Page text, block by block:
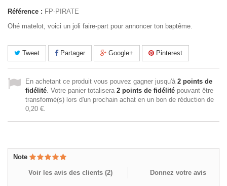
Référence : FP-PIRATE
Ohé matelot, voici un joli faire-part pour annoncer ton baptême.
Tweet Partager Google+ Pinterest
En achetant ce produit vous pouvez gagner jusqu'à 2 points de
fidélité. Votre panier totalisera 2 points de fidélité pouvant être
transformé(s) lors d'un prochain achat en un bon de réduction de
0,20 €.
Note
Voir les avis des clients (2) Donnez votre avis